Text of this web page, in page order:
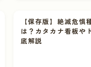
【保存版】絶滅危
は？カタカナ看板や
底解説